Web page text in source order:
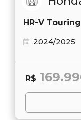
HR-V
2024/2025
R$